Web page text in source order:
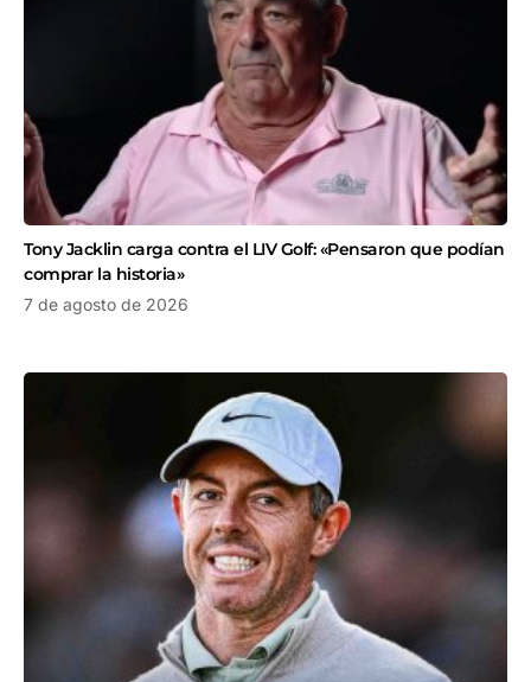
Tony Jacklin carga contra el LIV Golf: «Pensaron que podían
comprar la historia»
7 de agosto de 2026